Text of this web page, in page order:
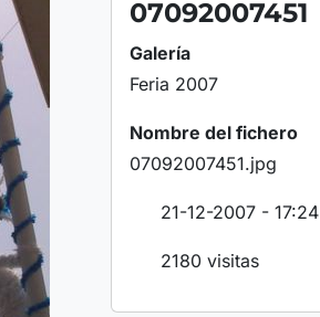
07092007451
Galería
Feria 2007
Nombre del fichero
07092007451.jpg
21-12-2007 - 17:24
2180 visitas